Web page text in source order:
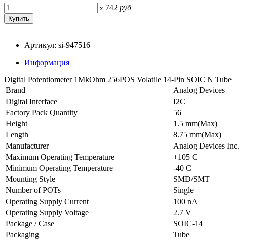
x 742 руб
Артикул: si-947516
Информация
Digital Potentiometer 1MkOhm 256POS Volatile 14-Pin SOIC N Tube
Brand
Analog Devices
Digital Interface
I2C
Factory Pack Quantity
56
Height
1.5 mm(Max)
Length
8.75 mm(Max)
Manufacturer
Analog Devices Inc.
Maximum Operating Temperature
+105 C
Minimum Operating Temperature
-40 C
Mounting Style
SMD/SMT
Number of POTs
Single
Operating Supply Current
100 nA
Operating Supply Voltage
2.7 V
Package / Case
SOIC-14
Packaging
Tube